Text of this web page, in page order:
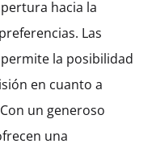
hacia la
Las
la posibilidad
en cuanto a
un generoso
una